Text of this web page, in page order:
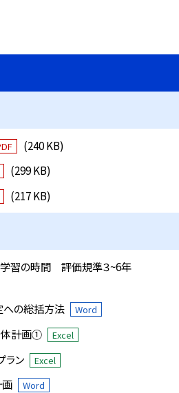
(240 KB)
(299 KB)
(217 KB)
習の時間 評価規準３~6年
への総括方法 Word
体計画① Excel
ラン Excel
Word